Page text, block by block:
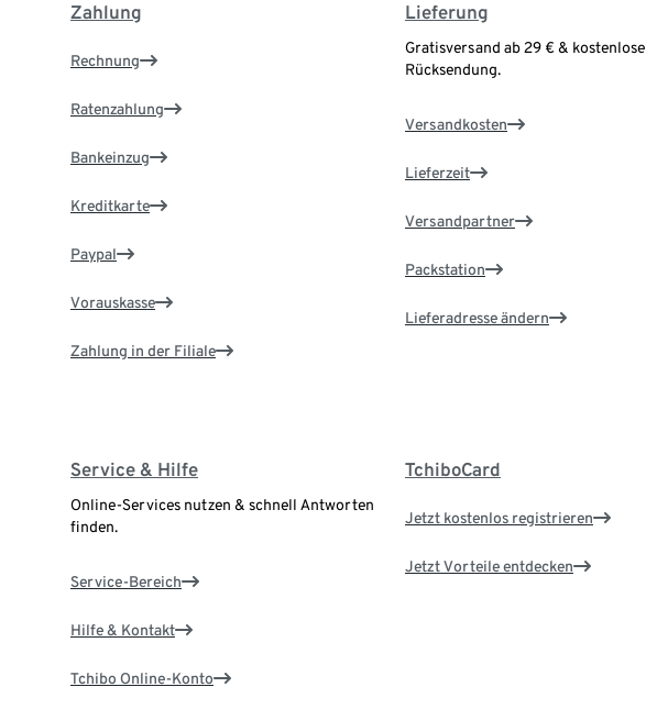
Zahlung
Rechnung
Ratenzahlung
Bankeinzug
Kreditkarte
Paypal
Vorauskasse
Zahlung in der Filiale
Lieferung
Gratisversand ab 29 € & kostenlose
Rücksendung.
Versandkosten
Lieferzeit
Versandpartner
Packstation
Lieferadresse ändern
Service & Hilfe
Online-Services nutzen & schnell Antworten
finden.
Service-Bereich
Hilfe & Kontakt
Tchibo Online-Konto
TchiboCard
Jetzt kostenlos registrieren
Jetzt Vorteile entdecken